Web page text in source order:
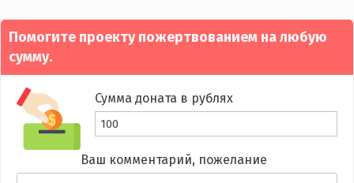
Помогите проекту пожертвованием на любую
сумму.
Сумма доната в рублях
Ваш комментарий, пожелание